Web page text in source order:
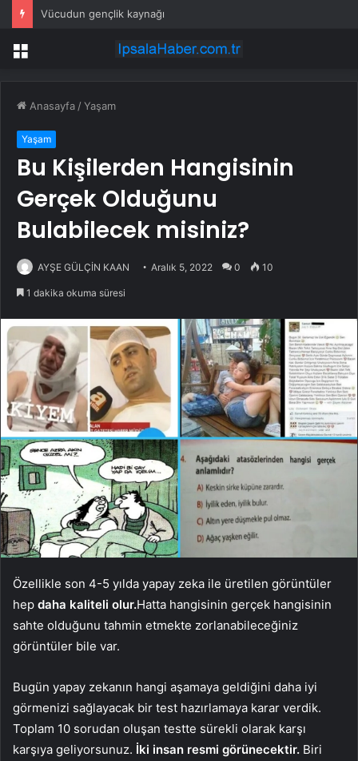
Vücudun gençlik kaynağı
Menü
Anasayfa /Yaşam
Yaşam
Bu Kişilerden Hangisinin
Gerçek Olduğunu
Bulabilecek misiniz?
AYŞE GÜLÇİN KAAN Aralık 5, 2022 0 10
1 dakika okuma süresi
Özellikle son 4-5 yılda yapay zeka ile üretilen görüntüler
hep daha kaliteli olur.Hatta hangisinin gerçek hangisinin
sahte olduğunu tahmin etmekte zorlanabileceğiniz
görüntüler bile var.
Bugün yapay zekanın hangi aşamaya geldiğini daha iyi
görmenizi sağlayacak bir test hazırlamaya karar verdik.
Toplam 10 sorudan oluşan testte sürekli olarak karşı
karşıya geliyorsunuz. İki insan resmi görünecektir. Biri